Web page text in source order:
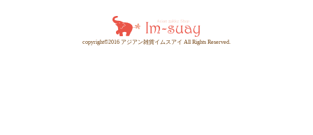
copyright©2016 アジアン雑貨イムスアイ All Rights Reserved.